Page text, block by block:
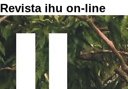
Revista ihu on-line